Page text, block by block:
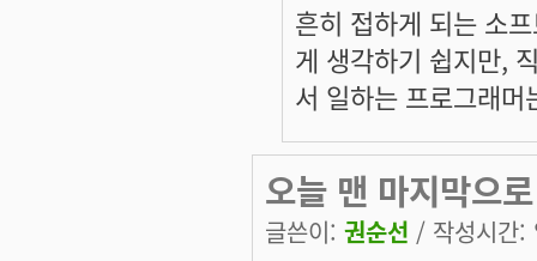
흔히 접하게 되는 소
게 생각하기 쉽지만,
서 일하는 프로그래
오늘 맨 마지막으로
글쓴이: 권순선 / 작성시간